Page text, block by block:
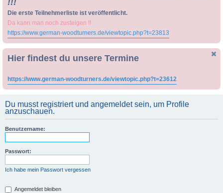
!!!
Die erste Teilnehmerliste ist veröffentlicht.
Da kann man noch zusteigen !!
https://www.german-woodturners.de/viewtopic.php?t=23813
Hier findest du unsere Termine
https://www.german-woodturners.de/viewtopic.php?t=23612
Du musst registriert und angemeldet sein, um Profile
anzuschauen.
Benutzername:
Passwort:
Ich habe mein Passwort vergessen
Angemeldet bleiben